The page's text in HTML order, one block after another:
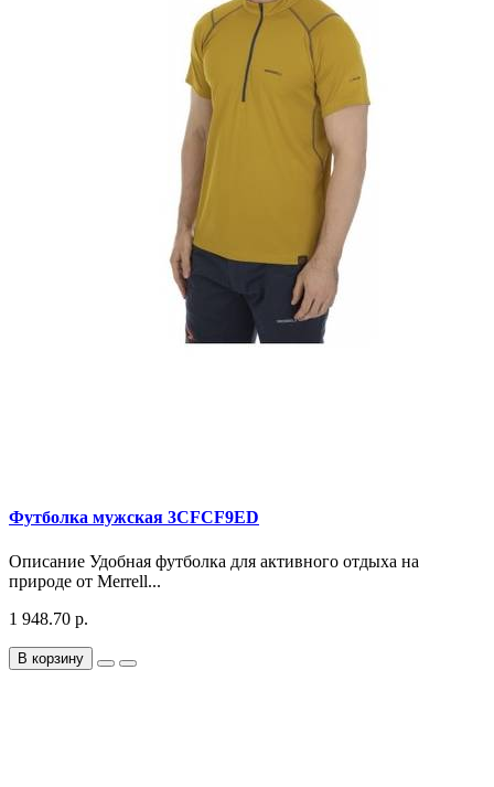
Футболка мужская 3CFCF9ED
Описание Удобная футболка для активного отдыха на
природе от Merrell...
1 948.70 р.
В корзину